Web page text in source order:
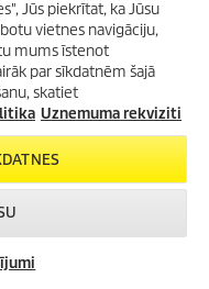
Kärcher ūdens
veidiem. Tas piedāvā
atdzesētu, gāzētu
ūdeni. Iespēju
atbilstošu
Jūs piekrītat, ka Jūsu
vietnes navigāciju,
mums īstenot
par sīkdatnēm šajā
skatiet
Uznemuma rekviziti